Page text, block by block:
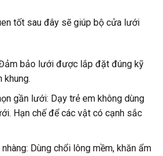
tốt sau đây sẽ giúp bộ cửa lưới
bảo lưới được lắp đặt đúng kỹ
khung.
gần lưới: Dạy trẻ em không dùng
Hạn chế để các vật có cạnh sắc
Dùng chổi lông mềm, khăn ẩm